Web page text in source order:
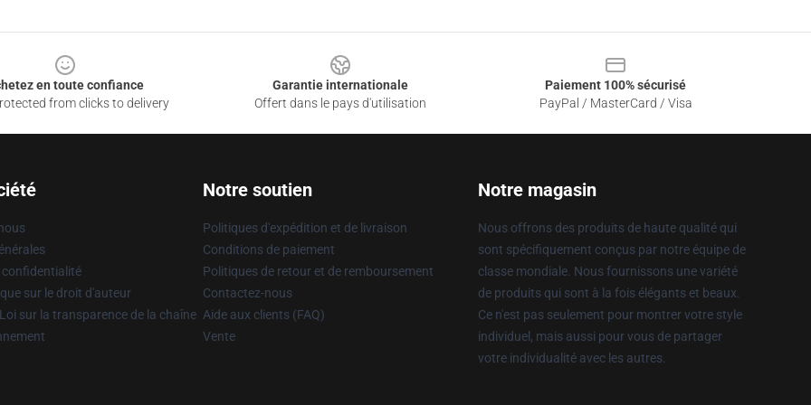
en toute confiance
from clicks to delivery
Garantie internationale
Offert dans le pays d'utilisation
Paiement 100% sécurisé
PayPal / MasterCard / Visa
confidentialité
sur le droit d'auteur
sur la transparence de la chaîne
Notre soutien
Politiques d'expédition et de livraison
Conditions de paiement
Politiques de retour et de remboursement
Contactez-nous
Aide aux clients (FAQ)
Vente
Notre magasin
Nous offrons des produits de haute qualité qui
sont spécifiquement conçus par notre équipe de
classe mondiale. Nous fournissons une variété
de produits qui sont à la fois élégants et beaux.
Ce n'est pas seulement pour montrer votre style
individuel, mais aussi pour vous de partager
votre individualité avec les autres.